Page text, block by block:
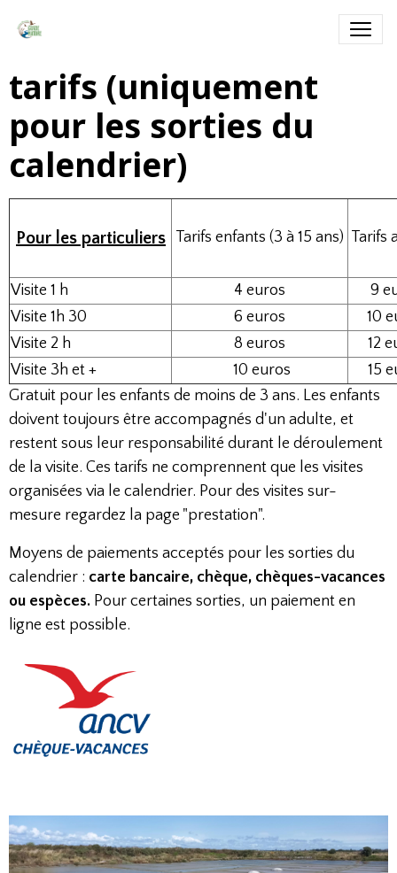
tarifs (uniquement
pour les sorties du
calendrier)
Pour les particuliers Tarifs enfants (3 à 15 ans) Tarifs
Visite 1 h 4 euros
9
Visite 1h 30
6 euros
10
Visite 2 h
8 euros
12
Visite 3h et +
10 euros
15
Gratuit pour les enfants de moins de 3 ans. Les enfants
doivent toujours être accompagnés d'un adulte, et
restent sous leur responsabilité durant le déroulement
de la visite. Ces tarifs ne comprennent que les visites
organisées via le calendrier. Pour des visites sur-
mesure regardez la page "prestation".
Moyens de paiements acceptés pour les sorties du
calendrier : carte bancaire, chèque, chèques-vacances
ou espèces. Pour certaines sorties, un paiement en
ligne est possible.